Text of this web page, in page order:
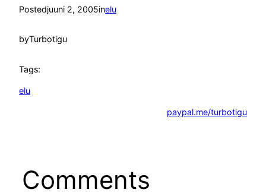
Postedjuuni 2, 2005inelu
byTurbotigu
Tags:
elu
paypal.me/turbotigu
Comments